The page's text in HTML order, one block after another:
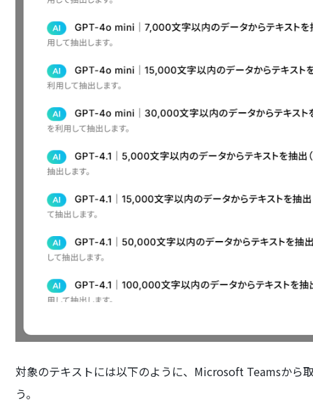
対象のテキストには以下のように、Microsoft Teamsから
う。